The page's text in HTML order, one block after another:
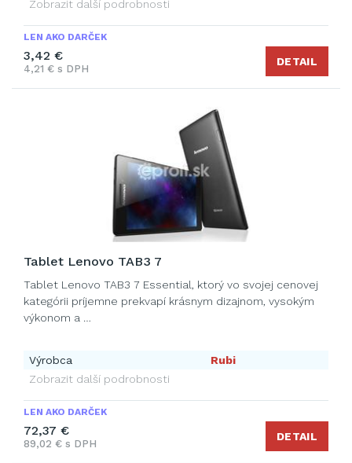
Zobrazit další podrobnosti
LEN AKO DARČEK
3,42 €
4,21 € s DPH
DETAIL
Tablet Lenovo TAB3 7
Tablet Lenovo TAB3 7 Essential, ktorý vo svojej cenovej
kategórii príjemne prekvapí krásnym dizajnom, vysokým
výkonom a …
Výrobca
Rubi
Zobrazit další podrobnosti
LEN AKO DARČEK
72,37 €
89,02 € s DPH
DETAIL